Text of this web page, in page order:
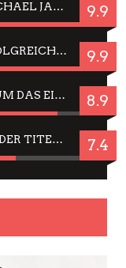
WEGEN DES ERFOLGES – MJ: MICHAEL JACKSON MUSICAL IN EINER MATINEE SEHEN 9.9
JELLYFISH HAMBURG: DAS ERFOLGREICHE SOMMER-MENÜ 2025 IN GEFÜHLEN UND BILDERN 9.9
CÉSAR FÜR JIM CARREY? WARUM DAS EINER DER NERVIGSTEN ACTORS IST UND BLEIBT 8.9
JING JING: IN-THAI RÄUMT WIEDER TITEL AB – EIN ZWEI-STUNDEN-ERLEBNISBERICHT 7.4